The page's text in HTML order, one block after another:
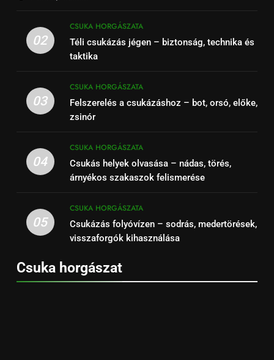
02
CSUKA HORGÁSZATA
Téli csukázás jégen – biztonság, technika és
taktika
03
CSUKA HORGÁSZATA
Felszerelés a csukázáshoz – bot, orsó, előke,
zsinór
04
CSUKA HORGÁSZATA
Csukás helyek olvasása – nádas, törés,
árnyékos szakaszok felismerése
05
CSUKA HORGÁSZATA
Csukázás folyóvízen – sodrás, medertörések,
visszaforgók kihasználása
Csuka horgászat